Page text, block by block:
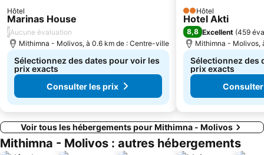
Hôtel
Marinas House
/Aucune évaluation
Mithimna - Molivos, à 0.6 km de : Centre-ville
Sélectionnez des dates pour voir les
prix exacts
Consulter les prix
2 Étoiles
Hôtel
Hotel Akti
8,8 Excellent (459
Mithimna - Molivos,
Sélectionnez des
prix exacts
Voir tous les hébergements pour Mithimna - Molivos
Mithimna - Molivos : autres hébergements